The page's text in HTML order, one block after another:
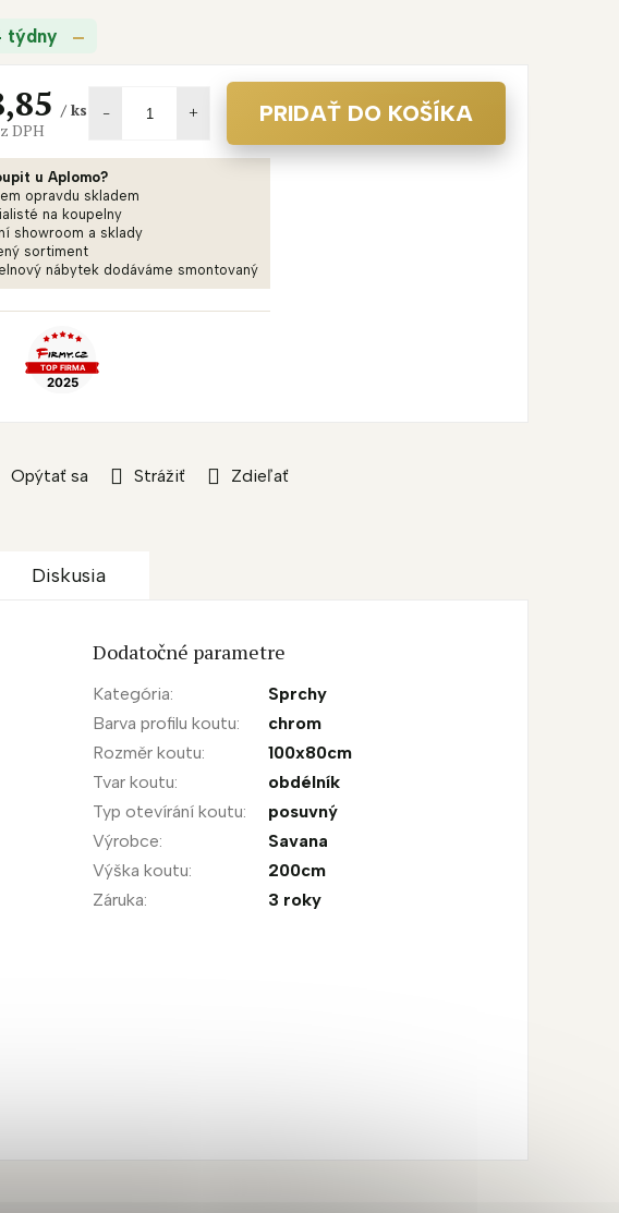
týdny
Opýtať sa Strážiť Zdieľať
/ ks
DPH
PRIDAŤ DO KOŠÍKA
u Aplomo?
opravdu skladem
na koupelny
showroom a sklady
sortiment
nábytek dodáváme smontovaný
Diskusia
Dodatočné parametre
Kategória:
Sprchy
Barva profilu koutu:
chrom
Rozměr koutu:
100x80cm
Tvar koutu:
obdélník
Typ otevírání koutu:
posuvný
Výrobce:
Savana
Výška koutu:
200cm
Záruka: 3 roky